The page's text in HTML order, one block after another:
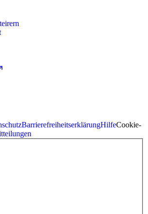
BarrierefreiheitserklärungHilfeCookie-